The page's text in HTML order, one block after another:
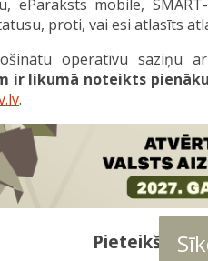
eParaksts mobile,
proti, vai esi atlasīts
operatīvu saziņu
ir likumā noteikts
.
Pieteikšanās